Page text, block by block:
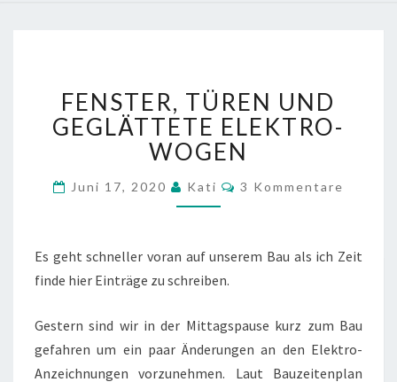
TÜREN
UND
GEGLÄTTETE
ELEKTRO-
WOGEN
FENSTER, TÜREN UND
GEGLÄTTETE ELEKTRO-
WOGEN
Juni 17, 2020 Kati Kommentare
3 Kommentare
Es geht schneller voran auf unserem Bau als ich Zeit
finde hier Einträge zu schreiben.
Gestern sind wir in der Mittagspause kurz zum Bau
gefahren um ein paar Änderungen an den Elektro-
Anzeichnungen vorzunehmen. Laut Bauzeitenplan